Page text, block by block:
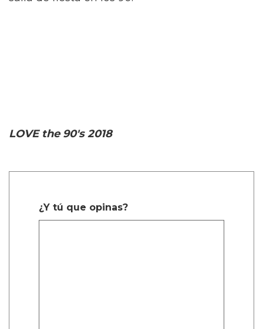
LOVE the 90's 2018
¿Y tú que opinas?